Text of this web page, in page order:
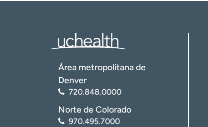
Área metropolitana de
Denver
720.848.0000
Norte de Colorado
970.495.7000